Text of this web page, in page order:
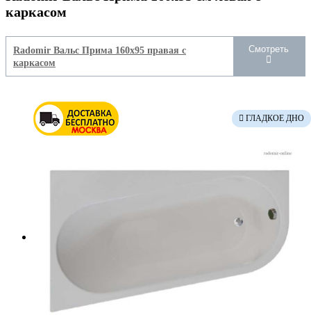
каркасом
Radomir Вальс Прима 160х95 правая с
каркасом
ГЛАДКОЕ ДНО